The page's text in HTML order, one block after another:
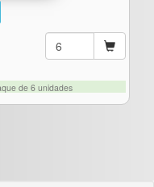
de 6 unidades